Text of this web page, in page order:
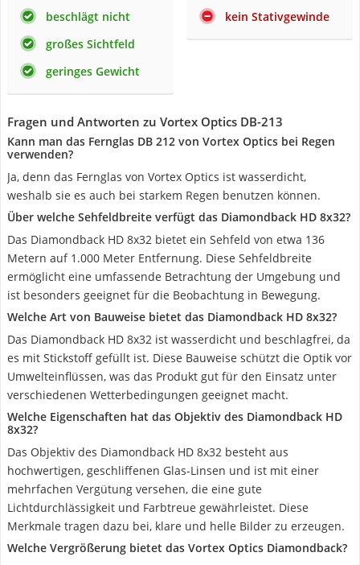
beschlägt nicht
großes Sichtfeld
geringes Gewicht
kein Stativgewinde
Fragen und Antworten zu Vortex Optics DB-213
Kann man das Fernglas DB 212 von Vortex Optics bei Regen
verwenden?
Ja, denn das Fernglas von Vortex Optics ist wasserdicht,
weshalb sie es auch bei starkem Regen benutzen können.
Über welche Sehfeldbreite verfügt das Diamondback HD 8x32?
Das Diamondback HD 8x32 bietet ein Sehfeld von etwa 136
Metern auf 1.000 Meter Entfernung. Diese Sehfeldbreite
ermöglicht eine umfassende Betrachtung der Umgebung und
ist besonders geeignet für die Beobachtung in Bewegung.
Welche Art von Bauweise bietet das Diamondback HD 8x32?
Das Diamondback HD 8x32 ist wasserdicht und beschlagfrei, da
es mit Stickstoff gefüllt ist. Diese Bauweise schützt die Optik vor
Umwelteinflüssen, was das Produkt gut für den Einsatz unter
verschiedenen Wetterbedingungen geeignet macht.
Welche Eigenschaften hat das Objektiv des Diamondback HD
8x32?
Das Objektiv des Diamondback HD 8x32 besteht aus
hochwertigen, geschliffenen Glas-Linsen und ist mit einer
mehrfachen Vergütung versehen, die eine gute
Lichtdurchlässigkeit und Farbtreue gewährleistet. Diese
Merkmale tragen dazu bei, klare und helle Bilder zu erzeugen.
Welche Vergrößerung bietet das Vortex Optics Diamondback?